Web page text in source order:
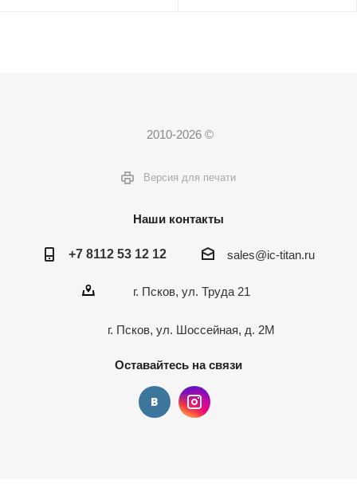
2010-2026 ©
Версия для печати
Наши контакты
+7 8112 53 12 12 sales@ic-titan.ru
г. Псков, ул. Труда 21
г. Псков, ул. Шоссейная, д. 2М
Оставайтесь на связи